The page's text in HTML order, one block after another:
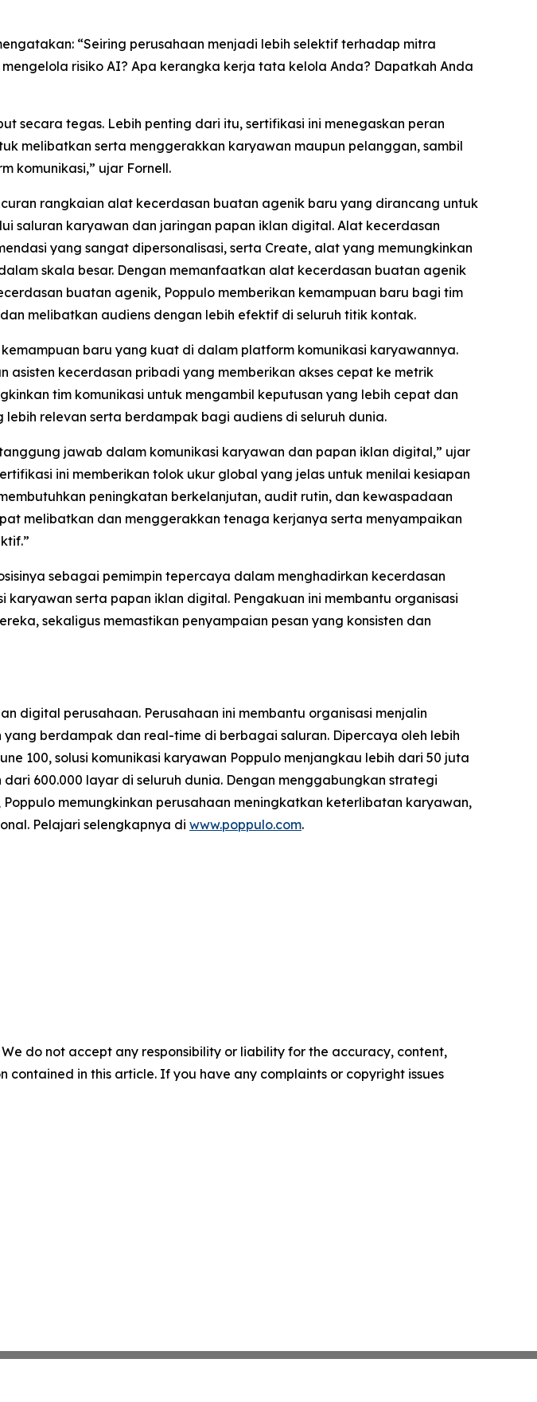
“Seiring perusahaan menjadi lebih selektif terhadap mitra
risiko AI? Apa kerangka kerja tata kelola Anda? Dapatkah Anda
secara tegas. Lebih penting dari itu, sertifikasi ini menegaskan peran
melibatkan serta menggerakkan karyawan maupun pelanggan, sambil
komunikasi,” ujar Fornell.
rangkaian alat kecerdasan buatan agenik baru yang dirancang untuk
saluran karyawan dan jaringan papan iklan digital. Alat kecerdasan
yang sangat dipersonalisasi, serta Create, alat yang memungkinkan
skala besar. Dengan memanfaatkan alat kecerdasan buatan agenik
buatan agenik, Poppulo memberikan kemampuan baru bagi tim
melibatkan audiens dengan lebih efektif di seluruh titik kontak.
baru yang kuat di dalam platform komunikasi karyawannya.
kecerdasan pribadi yang memberikan akses cepat ke metrik
tim komunikasi untuk mengambil keputusan yang lebih cepat dan
relevan serta berdampak bagi audiens di seluruh dunia.
jawab dalam komunikasi karyawan dan papan iklan digital,” ujar
ini memberikan tolok ukur global yang jelas untuk menilai kesiapan
peningkatan berkelanjutan, audit rutin, dan kewaspadaan
melibatkan dan menggerakkan tenaga kerjanya serta menyampaikan
sebagai pemimpin tepercaya dalam menghadirkan kecerdasan
serta papan iklan digital. Pengakuan ini membantu organisasi
sekaligus memastikan penyampaian pesan yang konsisten dan
digital perusahaan. Perusahaan ini membantu organisasi menjalin
berdampak dan real-time di berbagai saluran. Dipercaya oleh lebih
100, solusi komunikasi karyawan Poppulo menjangkau lebih dari 50 juta
600.000 layar di seluruh dunia. Dengan menggabungkan strategi
memungkinkan perusahaan meningkatkan keterlibatan karyawan,
Pelajari selengkapnya di www.poppulo.com.
do not accept any responsibility or liability for the accuracy, content,
in this article. If you have any complaints or copyright issues